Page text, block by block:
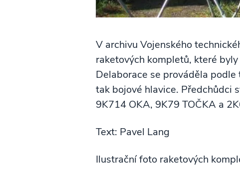
V archivu Vojenského
raketových kompletů, které
Delaborace se prováděla
tak bojové hlavice. Předchůdci
9K714 OKA, 9K79 TOČKA a
Text: Pavel Lang
Ilustrační foto raketových